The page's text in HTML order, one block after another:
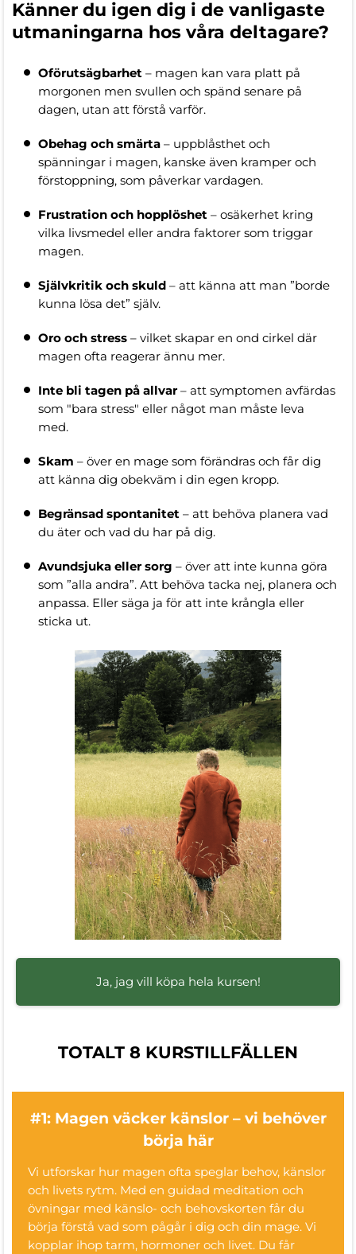
Känner du igen dig i de vanligaste
utmaningarna hos våra deltagare?
Oförutsägbarhet – magen kan vara platt på
morgonen men svullen och spänd senare på
dagen, utan att förstå varför.
Obehag och smärta – uppblåsthet och
spänningar i magen, kanske även kramper och
förstoppning, som påverkar vardagen.
Frustration och hopplöshet – osäkerhet kring
vilka livsmedel eller andra faktorer som triggar
magen.
Självkritik och skuld – att känna att man ”borde
kunna lösa det” själv.
Oro och stress – vilket skapar en ond cirkel där
magen ofta reagerar ännu mer.
Inte bli tagen på allvar– att symptomen avfärdas
som "bara stress" eller något man måste leva
med.
Skam – över en mage som förändras och får dig
att känna dig obekväm i din egen kropp.
Begränsad spontanitet – att behöva planera vad
du äter och vad du har på dig.
Avundsjuka eller sorg – över att inte kunna göra
som ”alla andra”. Att behöva tacka nej, planera och
anpassa. Eller säga ja för att inte krångla eller
sticka ut.
Ja, jag vill köpa hela kursen!
TOTALT 8 KURSTILLFÄLLEN
#1: Magen väcker känslor – vi behöver
börja här
Vi utforskar hur magen ofta speglar behov, känslor
och livets rytm. Med en guidad meditation och
övningar med känslo- och behovskorten får du
börja förstå vad som pågår i dig och din mage. Vi
kopplar ihop tarm, hormoner och livet. Du får